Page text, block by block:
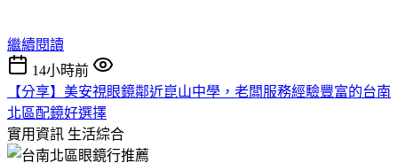
繼續閱讀
14小時前
【分享】美安視眼鏡鄰近崑山中學，老闆服務經驗豐富的台南
北區配鏡好選擇
實用資訊 生活綜合